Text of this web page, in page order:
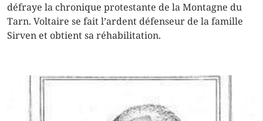
défraye la chronique protestante de la Montagne du
Tarn. Voltaire se fait l’ardent défenseur de la famille
Sirven et obtient sa réhabilitation.